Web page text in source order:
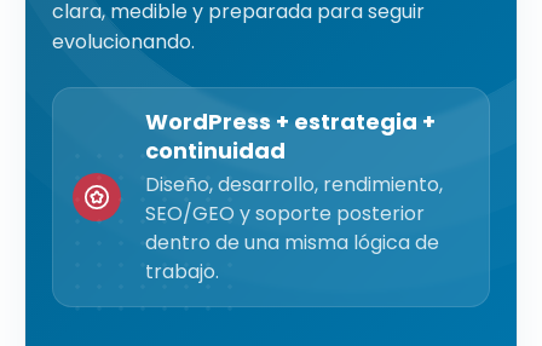
clara, medible y preparada para seguir
evolucionando.
WordPress + estrategia +
continuidad
Diseño, desarrollo, rendimiento,
SEO/GEO y soporte posterior
dentro de una misma lógica de
trabajo.